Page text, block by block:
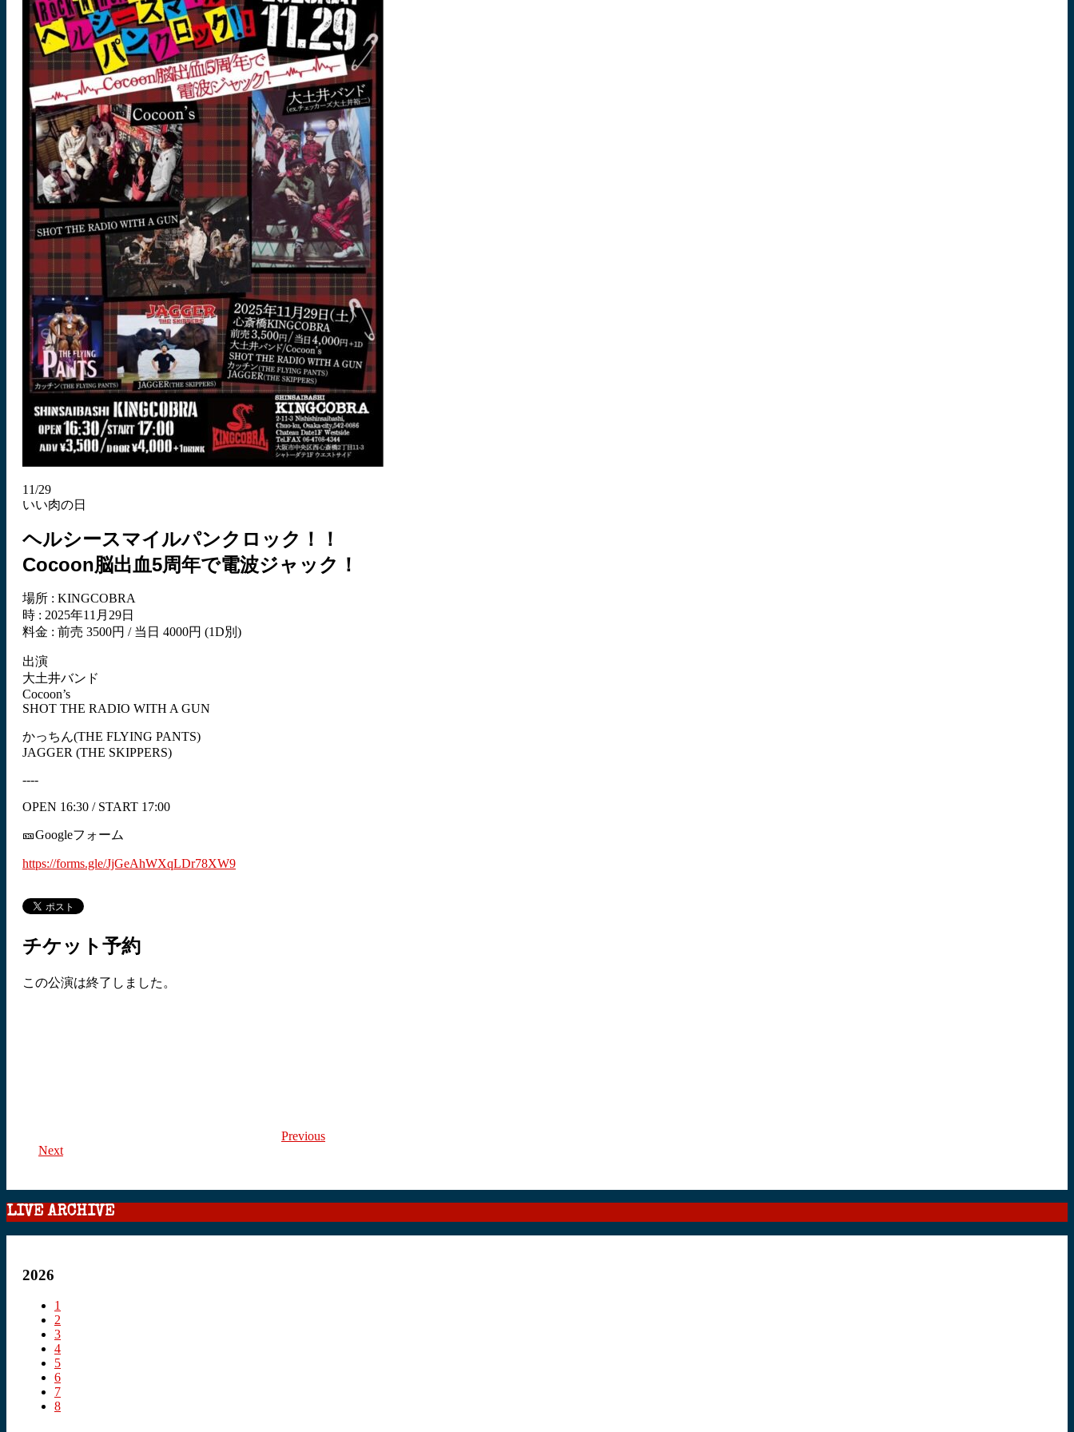
11/29
いい肉の日
ヘルシースマイルパンクロック！！
Cocoon脳出血5周年で電波ジャック！
場所 : KINGCOBRA
時 : 2025年11月29日
料金 : 前売 3500円 / 当日 4000円 (1D別)
出演
大土井バンド
Cocoon’s
SHOT THE RADIO WITH A GUN
かっちん(THE FLYING PANTS)
JAGGER (THE SKIPPERS)
----
OPEN 16:30 / START 17:00
🎫Googleフォーム
https://forms.gle/JjGeAhWXqLDr78XW9
チケット予約
この公演は終了しました。
Previous
Next
LIVE ARCHIVE
2026
1
2
3
4
5
6
7
8